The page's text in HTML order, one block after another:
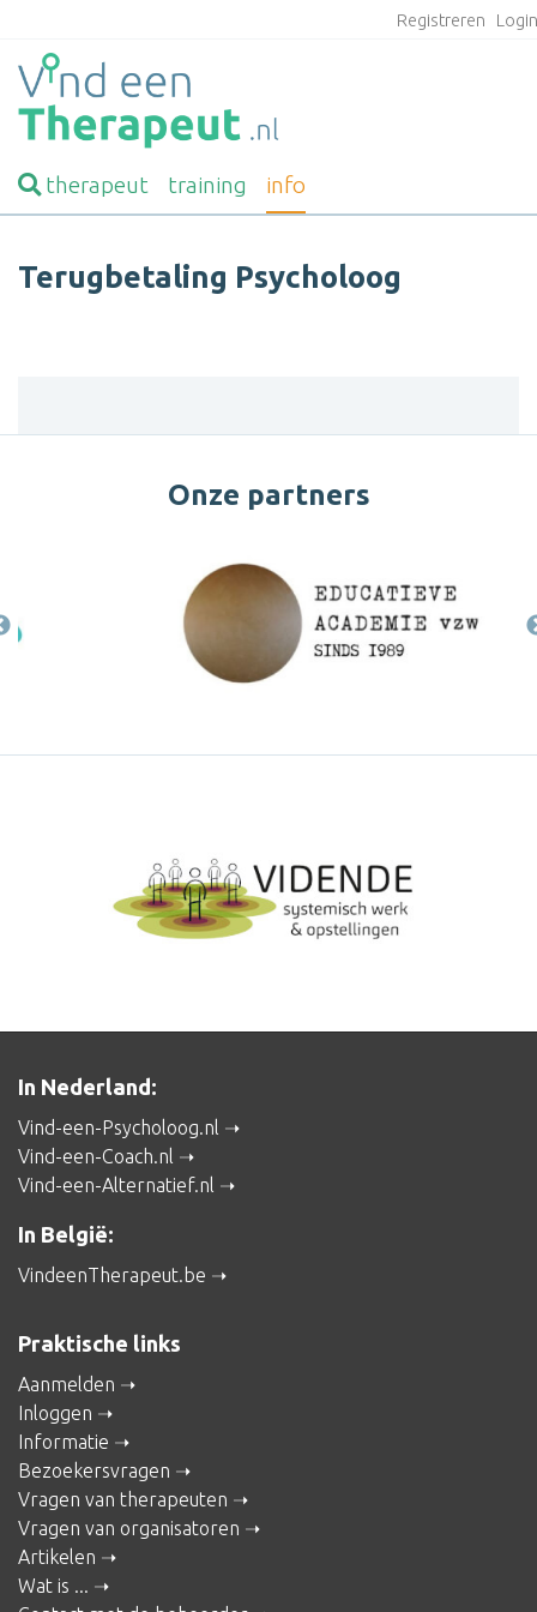
Registreren
therapeut training info
Terugbetaling Psycholoog
Onze partners
In Nederland:
Vind-een-Psycholoog.nl
Vind-een-Coach.nl
Vind-een-Alternatief.nl
In België:
VindeenTherapeut.be
Praktische links
Aanmelden
Inloggen
Informatie
Bezoekersvragen
Vragen van therapeuten
Vragen van organisatoren
Artikelen
Wat is ...